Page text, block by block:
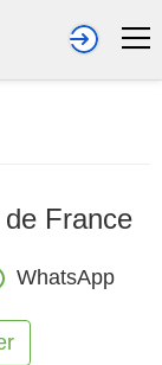
France
WhatsApp